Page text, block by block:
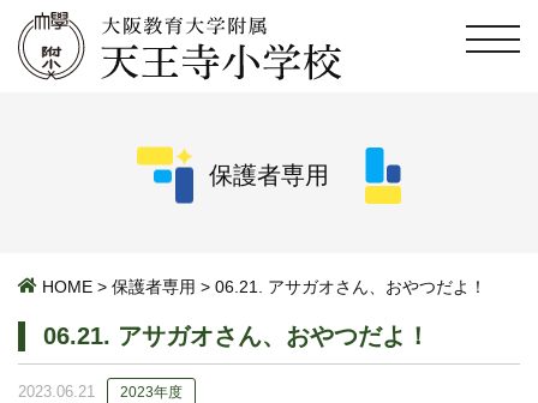
保護者専用
HOME > 保護者専用 > 06.21. アサガオさん、おやつだよ！
06.21. アサガオさん、おやつだよ！
2023.06.21 2023年度